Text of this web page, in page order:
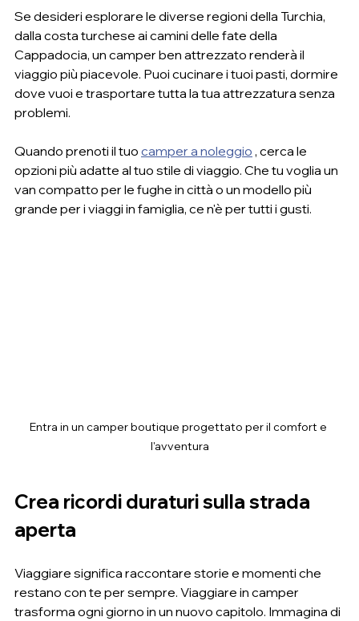
Se desideri esplorare le diverse regioni della Turchia,
dalla costa turchese ai camini delle fate della
Cappadocia, un camper ben attrezzato renderà il
viaggio più piacevole. Puoi cucinare i tuoi pasti, dormire
dove vuoi e trasportare tutta la tua attrezzatura senza
problemi.
Quando prenoti il ​​tuo camper a noleggio , cerca le
opzioni più adatte al tuo stile di viaggio. Che tu voglia un
van compatto per le fughe in città o un modello più
grande per i viaggi in famiglia, ce n'è per tutti i gusti.
Entra in un camper boutique progettato per il comfort e
l'avventura
Crea ricordi duraturi sulla strada
aperta
Viaggiare significa raccontare storie e momenti che
restano con te per sempre. Viaggiare in camper
trasforma ogni giorno in un nuovo capitolo. Immagina di